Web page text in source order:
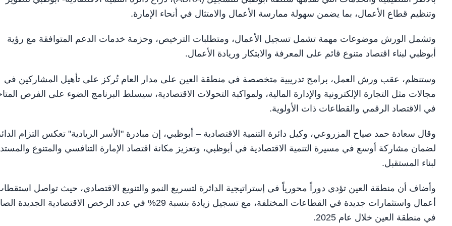
وتنظيم قطاع الأعمال، بما يضمن سهولة ممارسة الأعمال والامتثال في أنحاء الإمارة.
وتشمل الورش موضوعات مهمة تشمل تسجيل الأعمال، ومتطلبات الترخيص، وحزمة خدمات الدعم المتوافقة مع رؤية
أبوظبي لبناء اقتصاد متنوع قائم على المعرفة والابتكار وريادة الأعمال.
وستنظم، عقب ورش العمل، برامج تدريبية متخصصة في منطقة العين على مدار العام تُركز على تأهيل المشاركين في
مجالات مثل التجارة الإلكترونية والإدارة المالية، ولمواكبة التحولات الاقتصادية، سيسلط البرنامج الضوء على الفرص
في الاقتصاد الرقمي والقطاعات ذات الأولوية.
وقال سعادة حمد صياح المزروعي، وكيل دائرة التنمية الاقتصادية – أبوظبي، إن مبادرة "الأسر الريادية" تعكس التزام
لضمان مشاركة أوسع في مسيرة التنمية الاقتصادية في أبوظبي، وتعزيز مكانة اقتصاد الإمارة التنافسي والمتنوع
لبناء المستقبل.
وأضاف أن منطقة العين تؤدي دوراً محورياً في إستراتيجية الدائرة لتسريع النمو والتنويع الاقتصادي، حيث تواصل
أعمال واستثمارات جديدة في القطاعات المختلفة، مع تسجيل زيادة بنسبة 29% في عدد الرخص الاقتصادية
في منطقة العين خلال عام 2025.